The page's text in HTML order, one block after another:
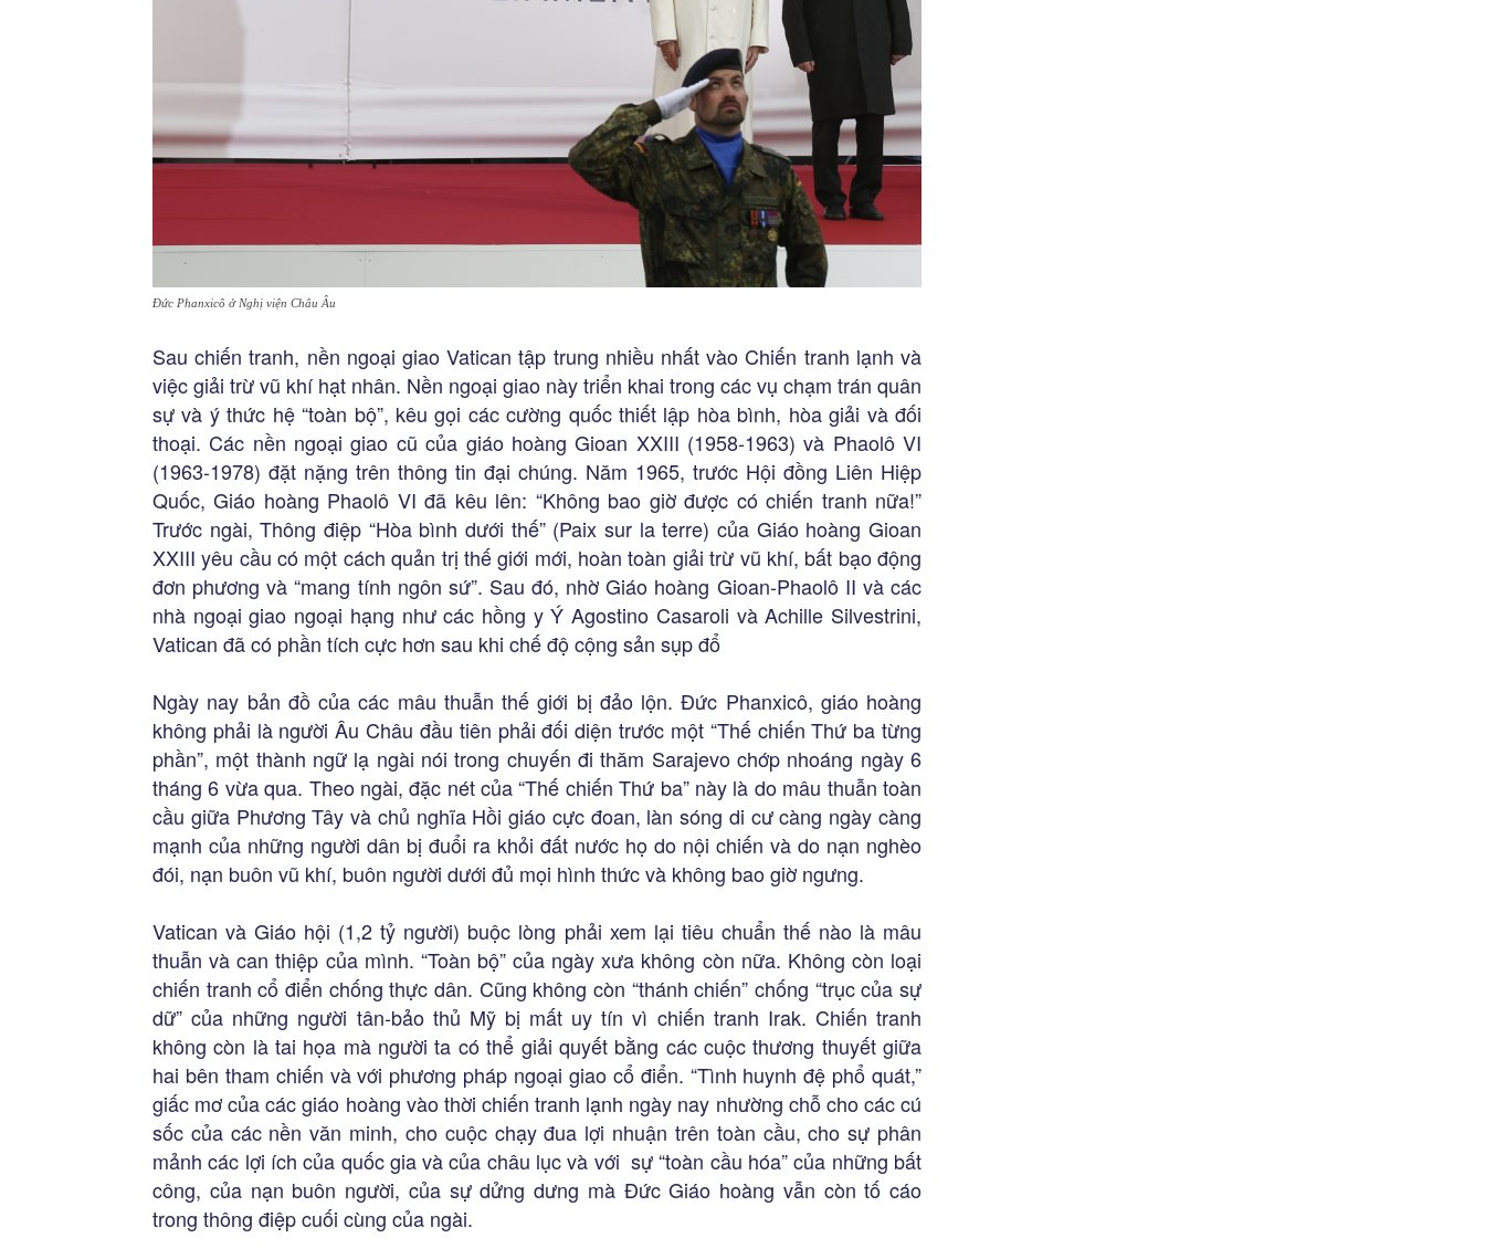
Đức Phanxicô ở Nghị viện Châu Âu
Sau chiến tranh, nền ngoại giao Vatican tập trung nhiều nhất vào Chiến tranh lạnh và
việc giải trừ vũ khí hạt nhân. Nền ngoại giao này triển khai trong các vụ chạm trán quân
sự và ý thức hệ “toàn bộ”, kêu gọi các cường quốc thiết lập hòa bình, hòa giải và đối
thoại. Các nền ngoại giao cũ của giáo hoàng Gioan XXIII (1958-1963) và Phaolô VI
(1963-1978) đặt nặng trên thông tin đại chúng. Năm 1965, trước Hội đồng Liên Hiệp
Quốc, Giáo hoàng Phaolô VI đã kêu lên: “Không bao giờ được có chiến tranh nữa!”
Trước ngài, Thông điệp “Hòa bình dưới thế” (Paix sur la terre) của Giáo hoàng Gioan
XXIII yêu cầu có một cách quản trị thế giới mới, hoàn toàn giải trừ vũ khí, bất bạo động
đơn phương và “mang tính ngôn sứ”. Sau đó, nhờ Giáo hoàng Gioan-Phaolô II và các
nhà ngoại giao ngoại hạng như các hồng y Ý Agostino Casaroli và Achille Silvestrini,
Vatican đã có phần tích cực hơn sau khi chế độ cộng sản sụp đổ
Ngày nay bản đồ của các mâu thuẫn thế giới bị đảo lộn. Đức Phanxicô, giáo hoàng
không phải là người Âu Châu đầu tiên phải đối diện trước một “Thế chiến Thứ ba từng
phần”, một thành ngữ lạ ngài nói trong chuyến đi thăm Sarajevo chớp nhoáng ngày 6
tháng 6 vừa qua. Theo ngài, đặc nét của “Thế chiến Thứ ba” này là do mâu thuẫn toàn
cầu giữa Phương Tây và chủ nghĩa Hồi giáo cực đoan, làn sóng di cư càng ngày càng
mạnh của những người dân bị đuổi ra khỏi đất nước họ do nội chiến và do nạn nghèo
đói, nạn buôn vũ khí, buôn người dưới đủ mọi hình thức và không bao giờ ngưng.
Vatican và Giáo hội (1,2 tỷ người) buộc lòng phải xem lại tiêu chuẩn thế nào là mâu
thuẫn và can thiệp của mình. “Toàn bộ” của ngày xưa không còn nữa. Không còn loại
chiến tranh cổ điển chống thực dân. Cũng không còn “thánh chiến” chống “trục của sự
dữ” của những người tân-bảo thủ Mỹ bị mất uy tín vì chiến tranh Irak. Chiến tranh
không còn là tai họa mà người ta có thể giải quyết bằng các cuộc thương thuyết giữa
hai bên tham chiến và với phương pháp ngoại giao cổ điển. “Tình huynh đệ phổ quát,”
giấc mơ của các giáo hoàng vào thời chiến tranh lạnh ngày nay nhường chỗ cho các cú
sốc của các nền văn minh, cho cuộc chạy đua lợi nhuận trên toàn cầu, cho sự phân
mảnh các lợi ích của quốc gia và của châu lục và với sự “toàn cầu hóa” của những bất
công, của nạn buôn người, của sự dửng dưng mà Đức Giáo hoàng vẫn còn tố cáo
trong thông điệp cuối cùng của ngài.